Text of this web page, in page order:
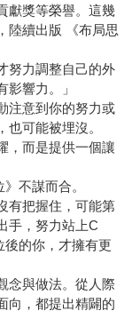
獻獎等榮譽。這幾
陸續出版 《布局思
努力調整自己的外
響力。」
注意到你的努力或
可能被埋沒。
，而是提供一個讓
不謀而合。
有把握住，可能第
手，努力站上C
的你，才擁有更
念與做法。從人際
向，都提出精闢的